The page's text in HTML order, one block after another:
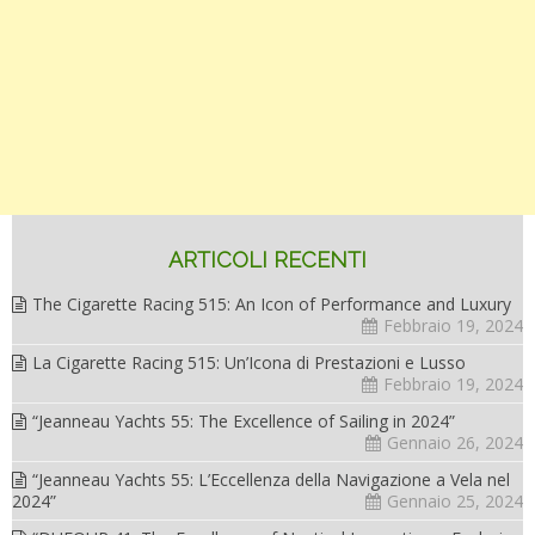
ARTICOLI RECENTI
The Cigarette Racing 515: An Icon of Performance and Luxury
Febbraio 19, 2024
La Cigarette Racing 515: Un’Icona di Prestazioni e Lusso
Febbraio 19, 2024
“Jeanneau Yachts 55: The Excellence of Sailing in 2024”
Gennaio 26, 2024
“Jeanneau Yachts 55: L’Eccellenza della Navigazione a Vela nel
2024”
Gennaio 25, 2024